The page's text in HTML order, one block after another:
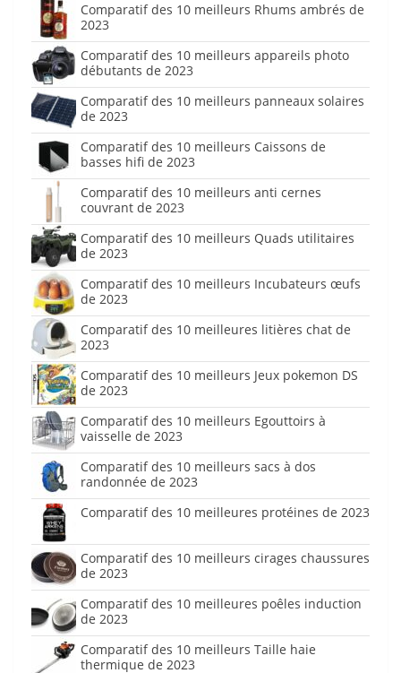
Comparatif des 10 meilleurs Rhums ambrés de
2023
Comparatif des 10 meilleurs appareils photo
débutants de 2023
Comparatif des 10 meilleurs panneaux solaires
de 2023
Comparatif des 10 meilleurs Caissons de
basses hifi de 2023
Comparatif des 10 meilleurs anti cernes
couvrant de 2023
Comparatif des 10 meilleurs Quads utilitaires
de 2023
Comparatif des 10 meilleurs Incubateurs œufs
de 2023
Comparatif des 10 meilleures litières chat de
2023
Comparatif des 10 meilleurs Jeux pokemon DS
de 2023
Comparatif des 10 meilleurs Egouttoirs à
vaisselle de 2023
Comparatif des 10 meilleurs sacs à dos
randonnée de 2023
Comparatif des 10 meilleures protéines de 2023
Comparatif des 10 meilleurs cirages chaussures
de 2023
Comparatif des 10 meilleures poêles induction
de 2023
Comparatif des 10 meilleurs Taille haie
thermique de 2023